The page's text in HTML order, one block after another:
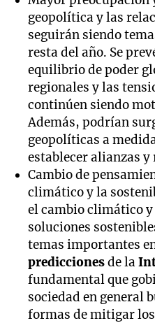
geopolítica y las
seguirán siendo
resta del año. Se
equilibrio de poder
regionales y las
continúen siendo
Además, podrían
geopolíticas a
establecer alianzas
Cambio de
climático y la
el cambio climático y
soluciones
temas importantes
prediccionesde la
fundamental que
sociedad en general
formas de mitigar